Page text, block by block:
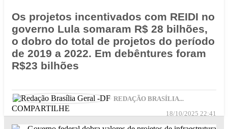
Os projetos incentivados com REIDI no
governo Lula somaram R$ 28 bilhões,
o dobro do total de projetos do período
de 2019 a 2022. Em debêntures foram
R$23 bilhões
REDAÇÃO BRASÍLIA...
18/10/2025 22:41
COMPARTILHE